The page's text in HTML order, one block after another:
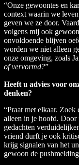
“Onze gewoontes en
context waarin we
geven we ze door.
volgens mij ook
onvoldoende blijven
worden we niet alleen
onze omgeving, zoals
of vervormd?”
Heeft u advies voor
denken?
“Praat met elkaar.
alleen in je hoofd. Door
gedachten
vriend durft je ook
krijg signalen van het
gewoon de